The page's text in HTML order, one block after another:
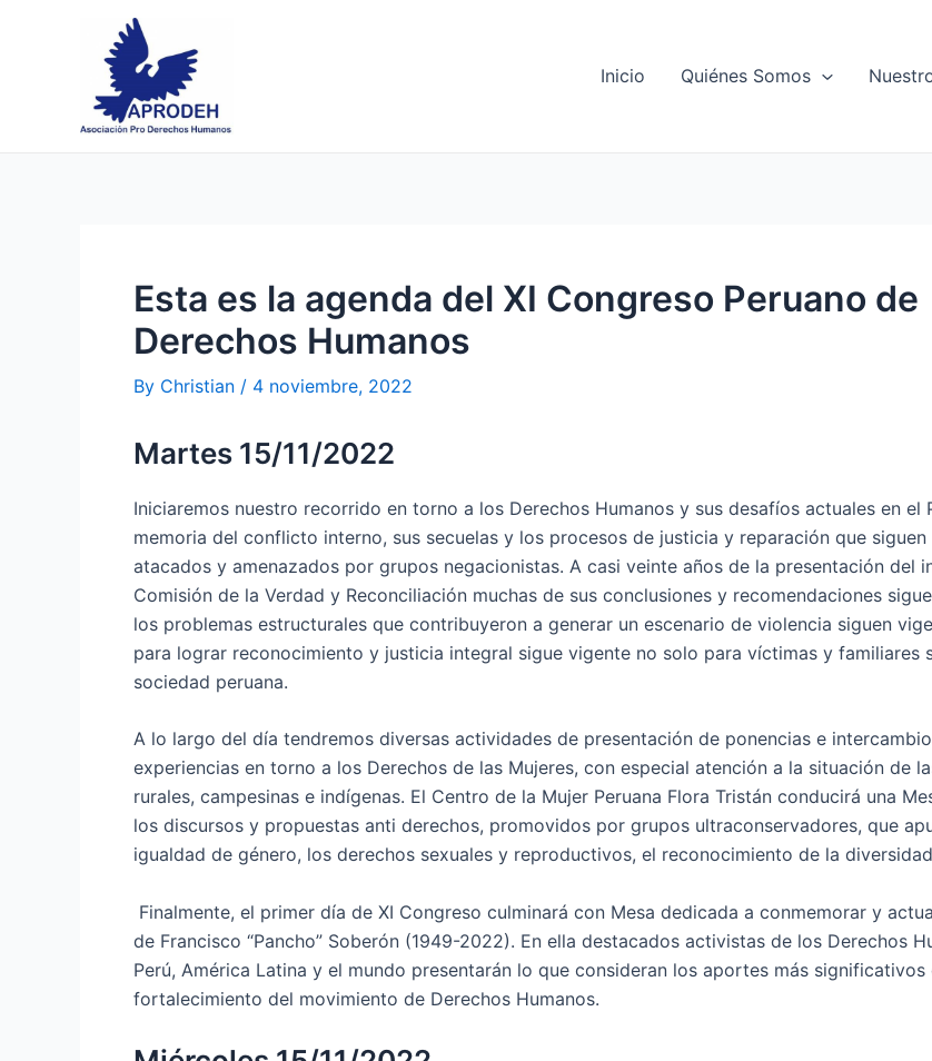
Inicio Quiénes Somos
Esta es la agenda del XI Congreso Peruano de
Derechos Humanos
By Christian / 4 noviembre, 2022
Martes 15/11/2022
Iniciaremos nuestro recorrido en torno a los Derechos Humanos y sus desafíos actuales en el
memoria del conflicto interno, sus secuelas y los procesos de justicia y reparación que siguen
atacados y amenazados por grupos negacionistas. A casi veinte años de la presentación del
Comisión de la Verdad y Reconciliación muchas de sus conclusiones y recomendaciones
los problemas estructurales que contribuyeron a generar un escenario de violencia siguen
para lograr reconocimiento y justicia integral sigue vigente no solo para víctimas y familiares
sociedad peruana.
A lo largo del día tendremos diversas actividades de presentación de ponencias e
experiencias en torno a los Derechos de las Mujeres, con especial atención a la situación de
rurales, campesinas e indígenas. El Centro de la Mujer Peruana Flora Tristán conducirá una
los discursos y propuestas anti derechos, promovidos por grupos ultraconservadores, que
igualdad de género, los derechos sexuales y reproductivos, el reconocimiento de la
Finalmente, el primer día de XI Congreso culminará con Mesa dedicada a conmemorar y
de Francisco “Pancho” Soberón (1949-2022). En ella destacados activistas de los Derechos
Perú, América Latina y el mundo presentarán lo que consideran los aportes más significativos
fortalecimiento del movimiento de Derechos Humanos.
navigation